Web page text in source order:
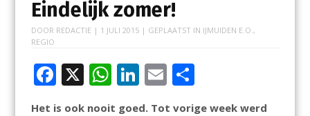
Eindelijk zomer!
DOOR REDACTIE | 1 JULI 2015| GEPLAATST IN IJMUIDEN E.O. ,
REGIO
F
ac
X W Li
n
E D
Het is ook nooit goed. Tot vorige week werd